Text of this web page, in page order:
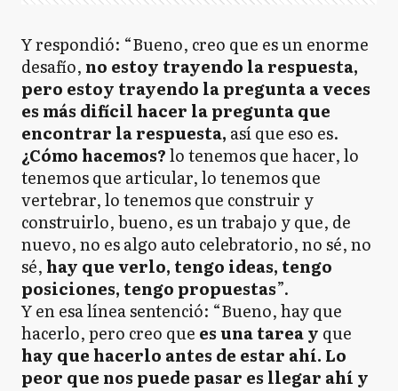
Y respondió: “Bueno, creo que es un enorme
desafío, no estoy trayendo la respuesta,
pero estoy trayendo la pregunta a veces
es más difícil hacer la pregunta que
encontrar la respuesta, así que eso es.
¿Cómo hacemos?lo tenemos que hacer, lo
tenemos que articular, lo tenemos que
vertebrar, lo tenemos que construir y
construirlo, bueno, es un trabajo y que, de
nuevo, no es algo auto celebratorio, no sé, no
sé, hay que verlo, tengo ideas, tengo
posiciones, tengo propuestas”.
Y en esa línea sentenció: “Bueno, hay que
hacerlo, pero creo que es una tarea y que
hay que hacerlo antes de estar ahí. Lo
peor que nos puede pasar es llegar ahí y